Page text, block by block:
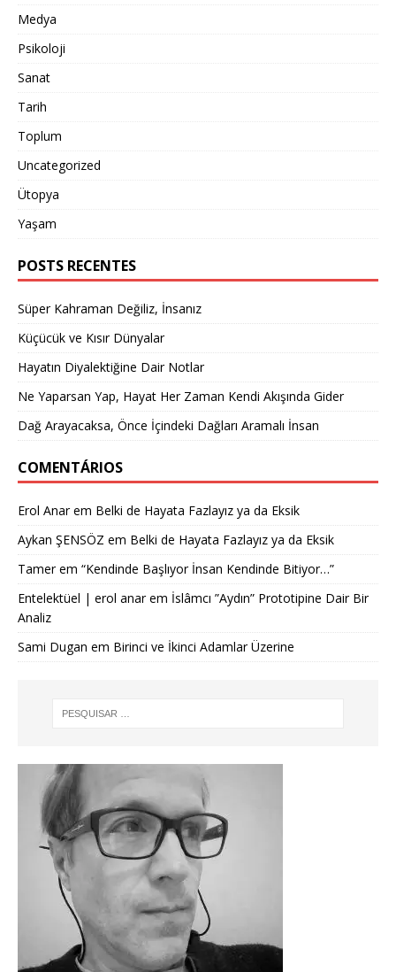
Medya
Psikoloji
Sanat
Tarih
Toplum
Uncategorized
Ütopya
Yaşam
POSTS RECENTES
Süper Kahraman Değiliz, İnsanız
Küçücük ve Kısır Dünyalar
Hayatın Diyalektiğine Dair Notlar
Ne Yaparsan Yap, Hayat Her Zaman Kendi Akışında Gider
Dağ Arayacaksa, Önce İçindeki Dağları Aramalı İnsan
COMENTÁRIOS
Erol Anarem Belki de Hayata Fazlayız ya da Eksik
Aykan ŞENSÖZ em Belki de Hayata Fazlayız ya da Eksik
Tamerem “Kendinde Başlıyor İnsan Kendinde Bitiyor…”
Entelektüel | erol anarem İslâmcı ”Aydın” Prototipine Dair Bir
Analiz
Sami Dugan em Birinci ve İkinci Adamlar Üzerine